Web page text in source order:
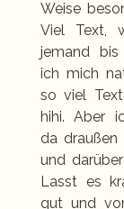
Weise
Viel Text,
jemand
ich mich
so viel
hihi. Aber
da draußen
und
Lasst es
gut und